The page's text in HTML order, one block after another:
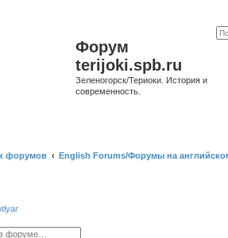
Форум
terijoki.spb.ru
Зеленогорск/Териоки. История и
современность.
форумов English Forums/Форумы на